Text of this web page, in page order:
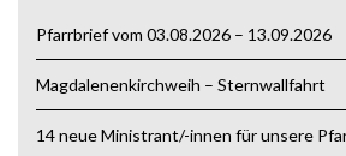
Pfarrbrief vom 03.08.2026 – 13.09.2026
Magdalenenkirchweih – Sternwallfahrt
14 neue Ministrant/-innen für unsere